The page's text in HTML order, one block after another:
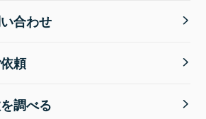
合わせ
頼
調べる